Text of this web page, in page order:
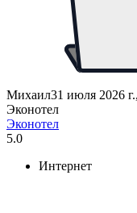
Михаил31 июля 2026
Эконотел
Эконотел
5.0
Интернет